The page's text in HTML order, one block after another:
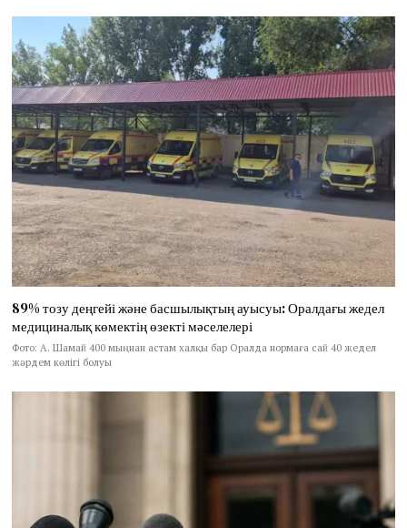
89% тозу деңгейі және басшылықтың ауысуы: Оралдағы жедел
медициналық көмектің өзекті мәселелері
Фото: А. Шамай 400 мыңнан астам халқы бар Оралда нормаға сай 40 жедел
жәрдем көлігі болуы